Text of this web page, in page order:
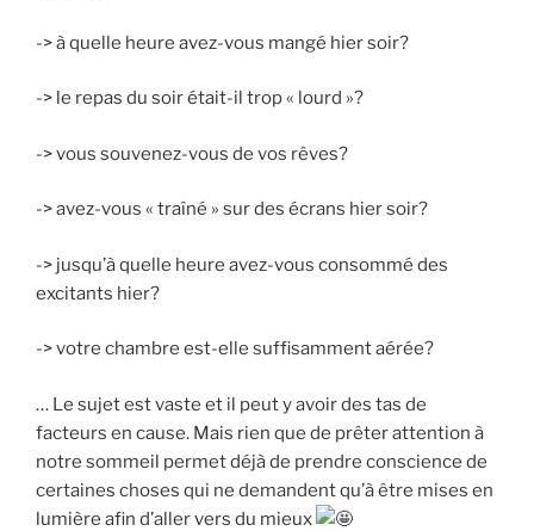
-> à quelle heure avez-vous mangé hier soir?
-> le repas du soir était-il trop « lourd »?
-> vous souvenez-vous de vos rêves?
-> avez-vous « traîné » sur des écrans hier soir?
-> jusqu’à quelle heure avez-vous consommé des
excitants hier?
-> votre chambre est-elle suffisamment aérée?
… Le sujet est vaste et il peut y avoir des tas de
facteurs en cause. Mais rien que de prêter attention à
notre sommeil permet déjà de prendre conscience de
certaines choses qui ne demandent qu’à être mises en
lumière afin d’aller vers du mieux